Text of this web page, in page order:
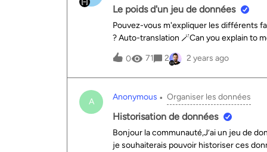
votre jeu de données, Cliquer sur
date”, Mettre dans l’encadré le texte %d/
chasse aux oeufs est désormais bien
du feu en Janvier
Le poids d'un jeu de données
Pouvez-vous m'expliquer les différents
? Auto-translation 🪄Can you explain to
dataset?
0
71 2 2 years ago
A Anonymous Organiser les données
Historisation de données
Bonjour la communauté,J’ai un jeu de
je souhaiterais pouvoir historiser ces